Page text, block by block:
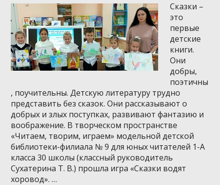
Сказки –
это
первые
детские
книги.
Они
добры,
поэтичны
, поучительны. Детскую литературу трудно
представить без сказок. Они рассказывают о
добрых и злых поступках, развивают фантазию и
воображение. В творческом пространстве
«Читаем, творим, играем» модельной детской
библиотеки-филиала № 9 для юных читателей 1-А
класса 30 школы (классный руководитель
Сухатерина Т. В.) прошла игра «Сказки водят
хоровод». …